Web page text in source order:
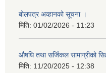
बोलपत्र अव्हानको सूचना ।
मिति: 01/02/2026 - 11:23
औषधि तथा सर्जिकल सामाग्रीको
मिति: 11/20/2025 - 12:38